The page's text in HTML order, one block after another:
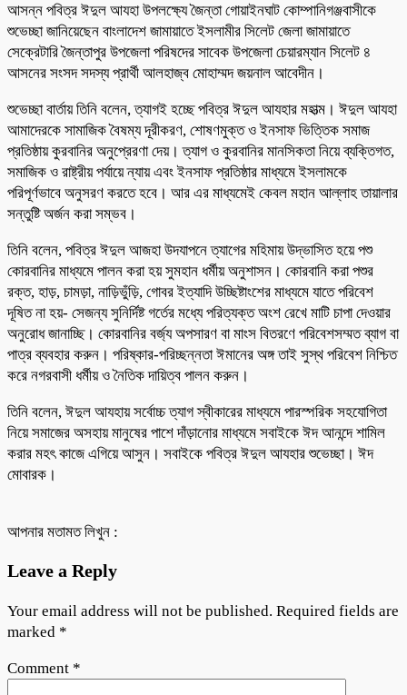
আসন্ন পবিত্র ঈদুল আযহা উপলক্ষ্যে জৈন্তা গোয়াইনঘাট কোম্পানিগঞ্জবাসীকে
শুভেচ্ছা জানিয়েছেন বাংলাদেশ জামায়াতে ইসলামীর সিলেট জেলা জামায়াতে
সেক্রেটারি জৈন্তাপুর উপজেলা পরিষদের সাবেক উপজেলা চেয়ারম্যান সিলেট ৪
আসনের সংসদ সদস্য প্রার্থী আলহাজ্ব মোহাম্মদ জয়নাল আবেদীন।
শুভেচ্ছা বার্তায় তিনি বলেন, ত্যাগই হচ্ছে পবিত্র ঈদুল আযহার মহাত্ম। ঈদুল আযহা
আমাদেরকে সামাজিক বৈষম্য দূরীকরণ, শোষণমুক্ত ও ইনসাফ ভিত্তিক সমাজ
প্রতিষ্ঠায় কুরবানির অনুপ্রেরণা দেয়। ত্যাগ ও কুরবানির মানসিকতা নিয়ে ব্যক্তিগত,
সমাজিক ও রাষ্ট্রীয় পর্যায়ে ন্যায় এবং ইনসাফ প্রতিষ্ঠার মাধ্যমে ইসলামকে
পরিপূর্ণভাবে অনুসরণ করতে হবে। আর এর মাধ্যমেই কেবল মহান আল্লাহ তায়ালার
সন্তুষ্টি অর্জন করা সম্ভব।
তিনি বলেন, পবিত্র ঈদুল আজহা উদযাপনে ত্যাগের মহিমায় উদ্ভাসিত হয়ে পশু
কোরবানির মাধ্যমে পালন করা হয় সুমহান ধর্মীয় অনুশাসন। কোরবানি করা পশুর
রক্ত, হাড়, চামড়া, নাড়িভুঁড়ি, গোবর ইত্যাদি উচ্ছিষ্টাংশের মাধ্যমে যাতে পরিবেশ
দূষিত না হয়- সেজন্য সুনির্দিষ্ট গর্তের মধ্যে পরিত্যক্ত অংশ রেখে মাটি চাপা দেওয়ার
অনুরোধ জানাচ্ছি। কোরবানির বর্জ্য অপসারণ বা মাংস বিতরণে পরিবেশসম্মত ব্যাগ বা
পাত্র ব্যবহার করুন। পরিষ্কার-পরিচ্ছন্নতা ঈমানের অঙ্গ তাই সুস্থ পরিবেশ নিশ্চিত
করে নগরবাসী ধর্মীয় ও নৈতিক দায়িত্ব পালন করুন।
তিনি বলেন, ঈদুল আযহায় সর্বোচ্চ ত্যাগ স্বীকারের মাধ্যমে পারস্পরিক সহযোগিতা
নিয়ে সমাজের অসহায় মানুষের পাশে দাঁড়ানোর মাধ্যমে সবাইকে ঈদ আনন্দে শামিল
করার মহৎ কাজে এগিয়ে আসুন। সবাইকে পবিত্র ঈদুল আযহার শুভেচ্ছা। ঈদ
মোবারক।
আপনার মতামত লিখুন :
Leave a Reply
Your email address will not be published. Required fields are
marked *
Comment *